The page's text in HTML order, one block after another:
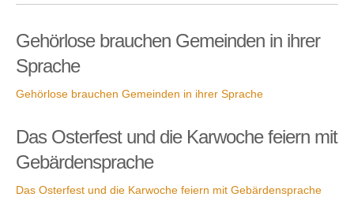
Gehörlose brauchen Gemeinden in ihrer
Sprache
Gehörlose brauchen Gemeinden in ihrer Sprache
Das Osterfest und die Karwoche feiern mit
Gebärdensprache
Das Osterfest und die Karwoche feiern mit Gebärdensprache